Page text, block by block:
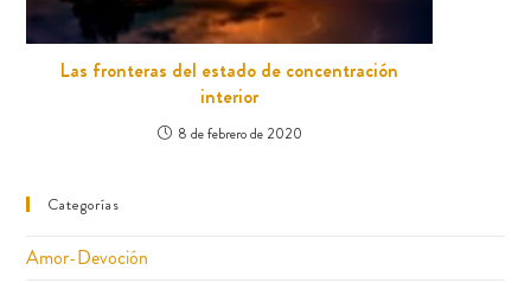
Las fronteras del estado de concentración
interior
8 de febrero de 2020
Categorías
Amor-Devoción